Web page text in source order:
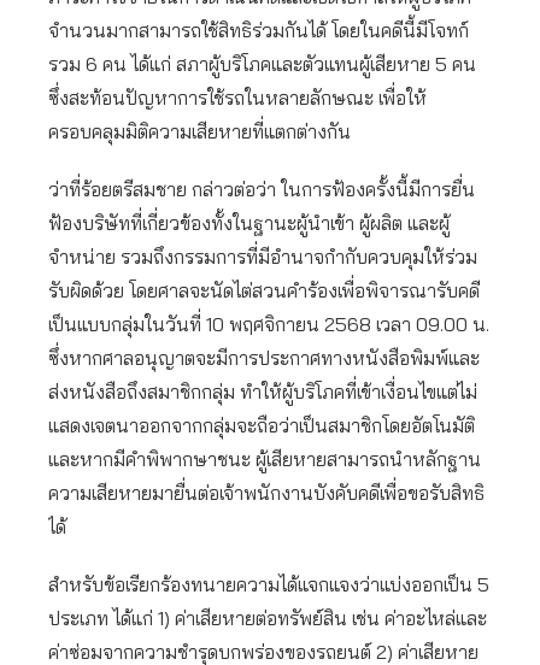
จำนวนมากสามารถใช้สิทธิร่วมกันได้ โดยในคดีนี้มีโจทก์
รวม 6 คน ได้แก่ สภาผู้บริโภคและตัวแทนผู้เสียหาย 5 คน
ซึ่งสะท้อนปัญหาการใช้รถในหลายลักษณะ เพื่อให้
ครอบคลุมมิติความเสียหายที่แตกต่างกัน
ว่าที่ร้อยตรีสมชาย กล่าวต่อว่า ในการฟ้องครั้งนี้มีการยื่น
ฟ้องบริษัทที่เกี่ยวข้องทั้งในฐานะผู้นำเข้า ผู้ผลิต และผู้
จำหน่าย รวมถึงกรรมการที่มีอำนาจกำกับควบคุมให้ร่วม
รับผิดด้วย โดยศาลจะนัดไต่สวนคำร้องเพื่อพิจารณารับคดี
เป็นแบบกลุ่มในวันที่ 10 พฤศจิกายน 2568 เวลา 09.00 น.
ซึ่งหากศาลอนุญาตจะมีการประกาศทางหนังสือพิมพ์และ
ส่งหนังสือถึงสมาชิกกลุ่ม ทำให้ผู้บริโภคที่เข้าเงื่อนไขแต่ไม่
แสดงเจตนาออกจากกลุ่มจะถือว่าเป็นสมาชิกโดยอัตโนมัติ
และหากมีคำพิพากษาชนะ ผู้เสียหายสามารถนำหลักฐาน
ความเสียหายมายื่นต่อเจ้าพนักงานบังคับคดีเพื่อขอรับสิทธิ
ได้
สำหรับข้อเรียกร้องทนายความได้แจกแจงว่าแบ่งออกเป็น 5
ประเภท ได้แก่ 1) ค่าเสียหายต่อทรัพย์สิน เช่น ค่าอะไหล่และ
ค่าซ่อมจากความชำรุดบกพร่องของรถยนต์ 2) ค่าเสียหาย